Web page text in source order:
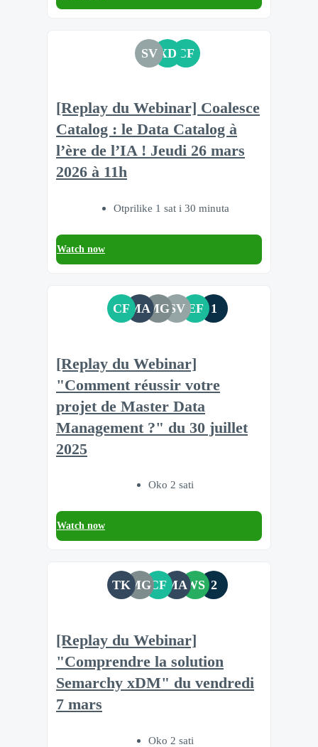
SV XD CF
[Replay du Webinar] Coalesce
Catalog : le Data Catalog à
l’ère de l’IA ! Jeudi 26 mars
2026 à 11h
Otprilike 1 sat i 30 minuta
Watch now
CFMAMGSV EF 1
[Replay du Webinar]
"Comment réussir votre
projet de Master Data
Management ?" du 30 juillet
2025
Oko 2 sati
Watch now
TKMGCFMAWS 2
[Replay du Webinar]
"Comprendre la solution
Semarchy xDM" du vendredi
7 mars
Oko 2 sati